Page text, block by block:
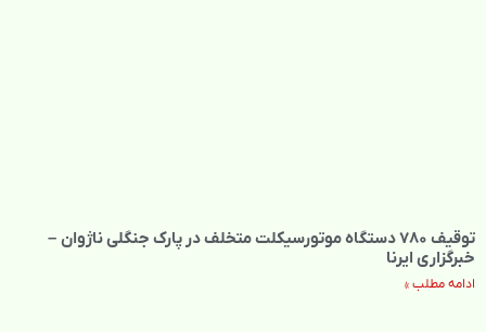
توقیف ۷۸۰ دستگاه موتورسیکلت متخلف در پارک جنگلی ناژوان –
خبرگزاری ایرنا
ادامه مطلب »